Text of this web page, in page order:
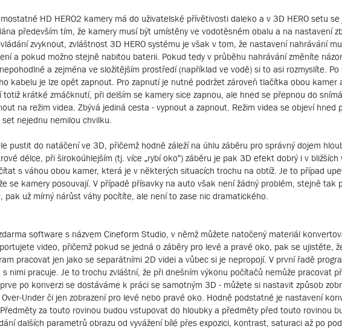
HD HERO2 kamery má do uživatelské přívětivosti daleko a v 3D HERO setu
především tím, že kamery musí být umístěny ve vodotěsném obalu a na nastavení
zvyknout, zvláštnost 3D HERO systému je však v tom, že nastavení nahrávání
a pokud možno stejně nabitou baterii. Pokud tedy v průběhu nahrávání změníte
a zejména ve složitějším prostředí (například ve vodě) si to asi rozmyslíte.
kabelu je lze opět zapnout. Pro zapnutí je nutné podržet zároveň tlačítka obou kamer
krátké zmáčknutí, při delším se kamery sice zapnou, ale hned se přepnou do
na režim videa. Zbývá jediná cesta - vypnout a zapnout. Režim videa se objeví hned
nejednu nemilou chvilku.
pustit do natáčení ve 3D, přičemž hodně záleží na úhlu záběru pro správný dojem
délce, při širokoúhlejším (tj. více „rybí oko“) záběru je pak 3D efekt dobrý i v bližších
s váhou obou kamer, která je v některých situacích trochu na obtíž. Je to případ
se kamery posouvají. V případě přísavky na auto však není žádný problém, stejně tak
už mírný nárůst váhy pocítíte, ale není to zase nic dramatického.
software s názvem Cineform Studio, v němž můžete natočený materiál
video, přičemž pokud se jedná o záběry pro levé a pravé oko, pak se ujistěte,
pracovat jen jako se separátními 2D videi a vůbec si je nepropojí. V první řadě
nimi pracuje. Je to trochu zvláštní, že při dnešním výkonu počítačů nemůže pracovat
po konverzi se dostáváme k práci se samotným 3D - můžete si nastavit způsob
Under či jen zobrazení pro levé nebo pravé oko. Hodně podstatné je nastavení
za touto rovinou budou vstupovat do hloubky a předměty před touto rovinou
dalších parametrů obrazu od vyvážení bílé přes expozici, kontrast, saturaci až po